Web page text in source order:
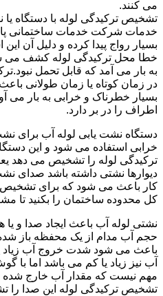
می کنند.
تشخیص ترکیدگی لوله با دستگاه یا
خدمات شرکت خدمات ساختمانی
بسیار رواج پیدا کرده و دلیل آن
خطا محل ترکیدگی لوله کشف می
به بار می آمد که قابل تحمل
در زمان کوتاه یا زمان طولانی
بسیار خطرناک و خرابی به بار
اطراف را در بر دارد.
دستگاه نشت یابی لوله آب برای
خرابی استفاده می شود و این
ترکیدگی لوله را تشخیص می دهد
دیوارها نشتی داشته باشد صدای
کار باعث می شود که برای تشخیص
کل محدوده ساختمان را بکنید تا
نشتی لوله آب باعث ایجاد صدا و
حجم آب مدام از یک محفظه باز شده
باعث می شود شدت خروج آب زیاد
آب نیز زیاد یا کم می باشد اما
مهم نیست که مقدار آب خارج شده
تشخیص ترکیدگی لوله این صدا